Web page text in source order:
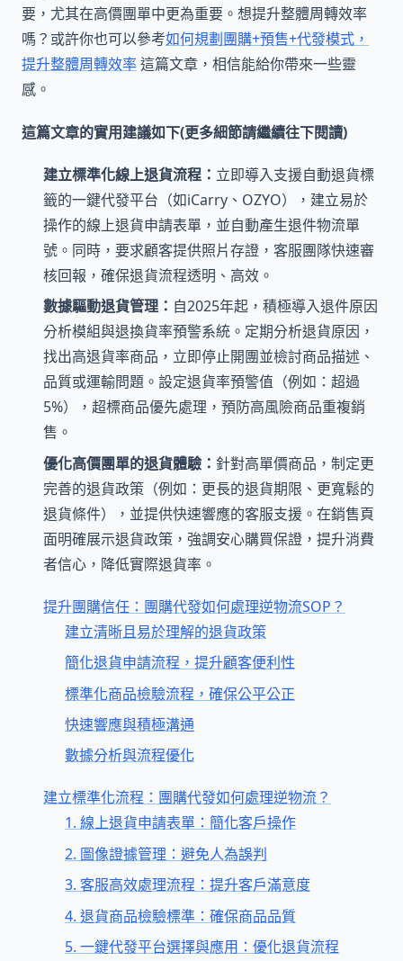
要，尤其在高價團單中更為重要。想提升整體周轉效率
嗎？或許你也可以參考如何規劃團購+預售+代發模式，
提升整體周轉效率這篇文章，相信能給你帶來一些靈
感。
這篇文章的實用建議如下(更多細節請繼續往下閱讀)
建立標準化線上退貨流程： 立即導入支援自動退貨標
籤的一鍵代發平台（如iCarry、OZYO），建立易於
操作的線上退貨申請表單，並自動產生退件物流單
號。同時，要求顧客提供照片存證，客服團隊快速審
核回報，確保退貨流程透明、高效。
數據驅動退貨管理： 自2025年起，積極導入退件原因
分析模組與退換貨率預警系統。定期分析退貨原因，
找出高退貨率商品，立即停止開團並檢討商品描述、
品質或運輸問題。設定退貨率預警值（例如：超過
5%），超標商品優先處理，預防高風險商品重複銷
售。
優化高價團單的退貨體驗： 針對高單價商品，制定更
完善的退貨政策（例如：更長的退貨期限、更寬鬆的
退貨條件），並提供快速響應的客服支援。在銷售頁
面明確展示退貨政策，強調安心購買保證，提升消費
者信心，降低實際退貨率。
提升團購信任：團購代發如何處理逆物流SOP？
建立清晰且易於理解的退貨政策
簡化退貨申請流程，提升顧客便利性
標準化商品檢驗流程，確保公平公正
快速響應與積極溝通
數據分析與流程優化
建立標準化流程：團購代發如何處理逆物流？
1. 線上退貨申請表單：簡化客戶操作
2. 圖像證據管理：避免人為誤判
3. 客服高效處理流程：提升客戶滿意度
4. 退貨商品檢驗標準：確保商品品質
5. 一鍵代發平台選擇與應用：優化退貨流程